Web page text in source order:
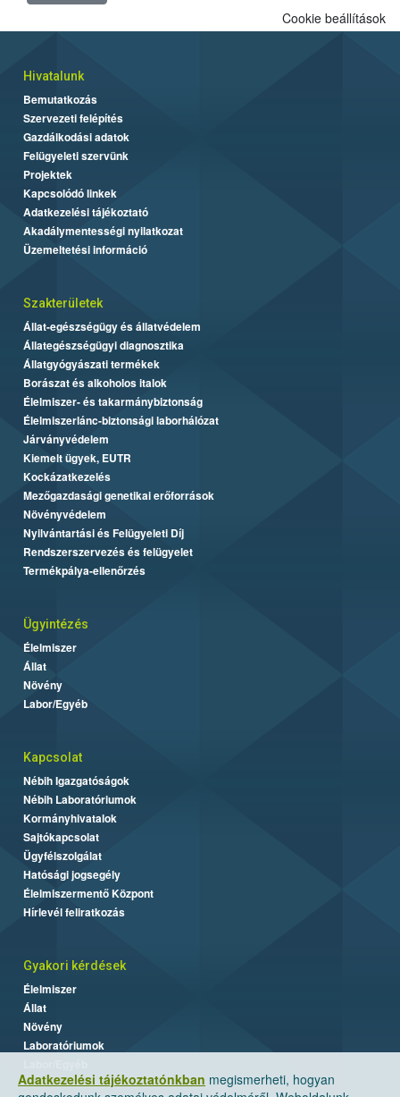
Adatkezelési tájékoztatónkban megismerheti, hogyan
Cookie beállítások
Hivatalunk
Bemutatkozás
Szervezeti felépítés
Gazdálkodási adatok
Felügyeleti szervünk
Projektek
Kapcsolódó linkek
Adatkezelési tájékoztató
Akadálymentességi nyilatkozat
Üzemeltetési információ
Szakterületek
Állat-egészségügy és állatvédelem
Állategészségügyi diagnosztika
Állatgyógyászati termékek
Borászat és alkoholos italok
Élelmiszer- és takarmánybiztonság
Élelmiszerlánc-biztonsági laborhálózat
Járványvédelem
Kiemelt ügyek, EUTR
Kockázatkezelés
Mezőgazdasági genetikai erőforrások
Növényvédelem
Nyilvántartási és Felügyeleti Díj
Rendszerszervezés és felügyelet
Termékpálya-ellenőrzés
Ügyintézés
Élelmiszer
Állat
Növény
Labor/Egyéb
Kapcsolat
Nébih Igazgatóságok
Nébih Laboratóriumok
Kormányhivatalok
Sajtókapcsolat
Ügyfélszolgálat
Hatósági jogsegély
Élelmiszermentő Központ
Hírlevél feliratkozás
Gyakori kérdések
Élelmiszer
Állat
Növény
Laboratóriumok